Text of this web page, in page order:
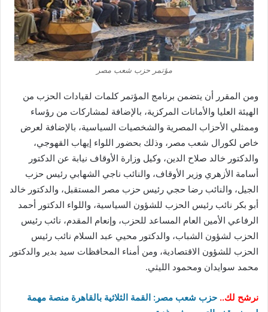
مؤتمر حزب شعب مصر
ومن المقرر أن يتضمن برنامج المؤتمر كلمات لقيادات الحزب من
الهيئة العليا والأمانات المركزية، بالإضافة لمشاركات من رؤساء
وممثلي الأحزاب المصرية والشخصيات السياسية، بالإضافة لعرض
خاص لكورال شعب مصر، وذلك بحضور اللواء إيهاب القهوجي،
والدكتور خالد صلاح الدين، وكيل وزارة الأوقاف نيابة عن الدكتور
أسامة الأزهري وزير الأوقاف، والنائب ناجي الشهابي رئيس حزب
الجيل، والنائب رضا حجي رئيس حزب مصر المستقبل، والدكتور خالد
أبو بكر نائب رئيس الحزب للشؤون السياسية، واللواء الدكتور أحمد
الرفاعي الأمين العام المساعد للحزب، وإنعام المقدم، نائب رئيس
الحزب لشؤون الشباب، والدكتور محيي عبد السلام نائب رئيس
الحزب للشؤون الاقتصادية، ومن أمناء المحافظات سيد بدير والدكتور
محمد سوايدان ومحمود الليثي.
نرشح لك.. حزب شعب مصر: القمة الثلاثية بالقاهرة منصة مهمة